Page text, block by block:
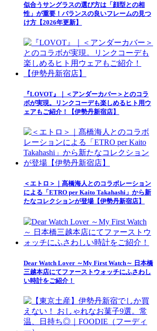
似合うサングラスの選び方は「顔型との相
性」が重要！バランスの良いフレームの見つ
け方【2026年更新】
『LOVOT』｜＜アンダーカバー＞とのコラ
ボが実現。リンクコーデも楽しめるヒト用ウ
ェアもご紹介！【伊勢丹新宿店】
＜エトロ＞｜髙橋海人とのコラボレーション
による「ETRO per Kaito Takahashi」から新
たなコレクションが登場【伊勢丹新宿店】
Dear Watch Lover ～My First Watch～ 日本橋
三越本店にてファーストウォッチにふさわし
い時計をご紹介！